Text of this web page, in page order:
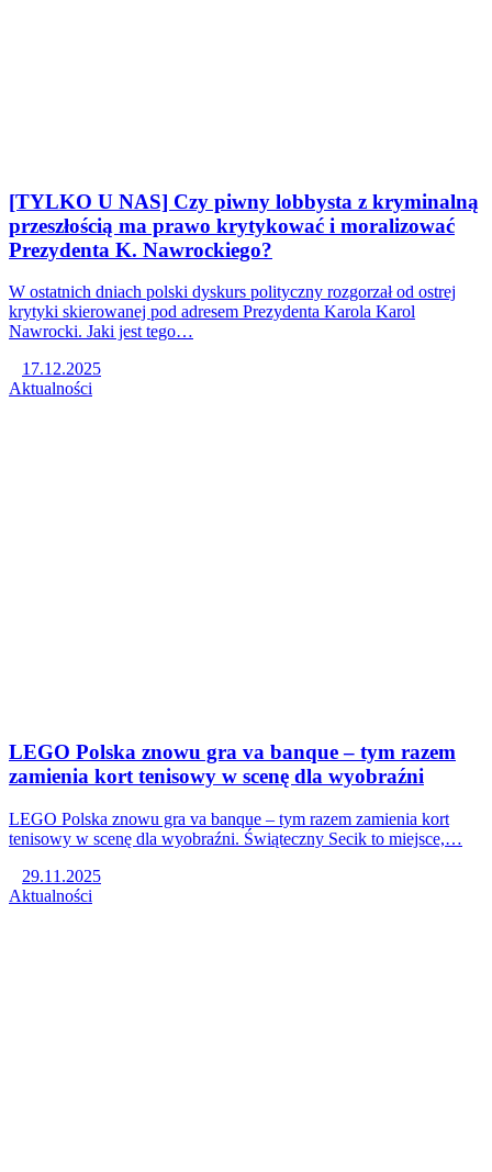
[TYLKO U NAS] Czy piwny lobbysta z kryminalną
przeszłością ma prawo krytykować i moralizować
Prezydenta K. Nawrockiego?
W ostatnich dniach polski dyskurs polityczny rozgorzał od ostrej
krytyki skierowanej pod adresem Prezydenta Karola Karol
Nawrocki. Jaki jest tego…
17.12.2025
Aktualności
LEGO Polska znowu gra va banque – tym razem
zamienia kort tenisowy w scenę dla wyobraźni
LEGO Polska znowu gra va banque – tym razem zamienia kort
tenisowy w scenę dla wyobraźni. Świąteczny Secik to miejsce,…
29.11.2025
Aktualności